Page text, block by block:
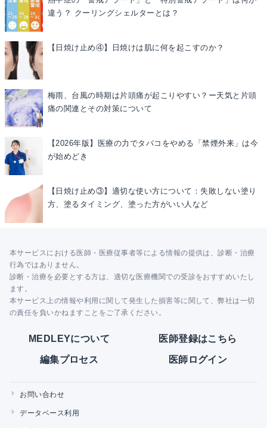
違う？ クーリングシェルターとは？
【日焼け止め④】日焼けは肌に何を起こすのか？
梅雨、台風の時期は片頭痛が起こりやすい？ー天気と片頭
痛の関連とその対策について
【2026年版】医療の力でタバコをやめる「禁煙外来」は今
が始めどき
【日焼け止め③】適切な使い方について：失敗しない塗り
方、塗るタイミング、塗った方がいい人など
本サービスにおける医師・医療従事者等による情報の提供は、診断・治療
行為ではありません。
診断・治療を必要とする方は、適切な医療機関での受診をおすすめいたし
ます。
本サービス上の情報や利用に関して発生した損害等に関して、弊社は一切
の責任を負いかねますことをご了承ください。
MEDLEYについて 医師登録はこちら
編集プロセス 医師ログイン
お問い合わせ
データベース利用